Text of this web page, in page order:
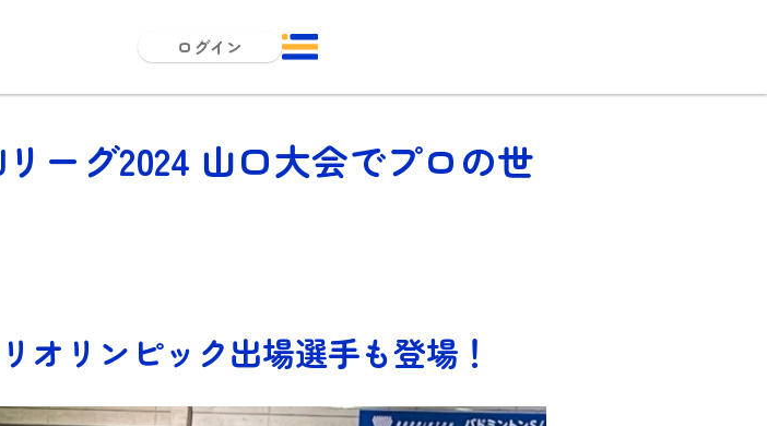
ログイン
ーグ2024 山口大会でプロの世
オリンピック出場選手も登場！